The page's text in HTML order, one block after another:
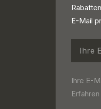
E-Mail
Ihre E-